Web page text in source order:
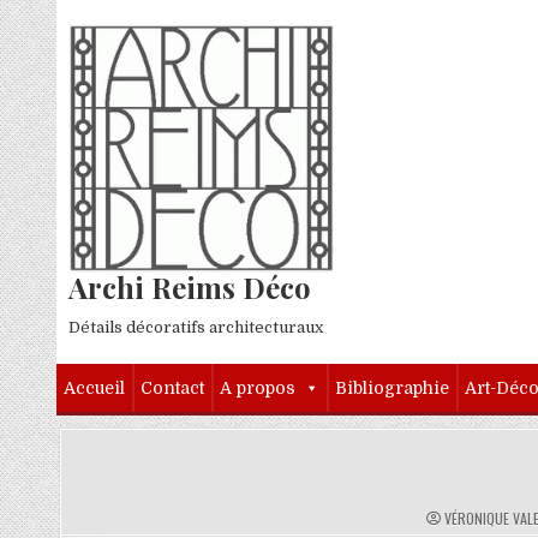
Skip to content
Archi Reims Déco
Détails décoratifs architecturaux
Accueil Contact A propos Bibliographie Art-Déco
AUTHOR:
VÉRONIQUE